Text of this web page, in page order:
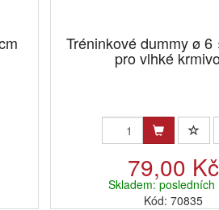
Tréninkové dummy ø 6
pro vlhké
79,00 Kč
Skladem: posledních
Kód: 70835